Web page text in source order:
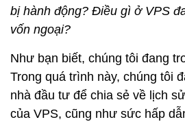
bị hành động? Điều gì ở VPS
vốn ngoại?
Như bạn biết, chúng tôi đang
Trong quá trình này, chúng tôi
nhà đầu tư để chia sẻ về lịch
của VPS, cũng như sức hấp